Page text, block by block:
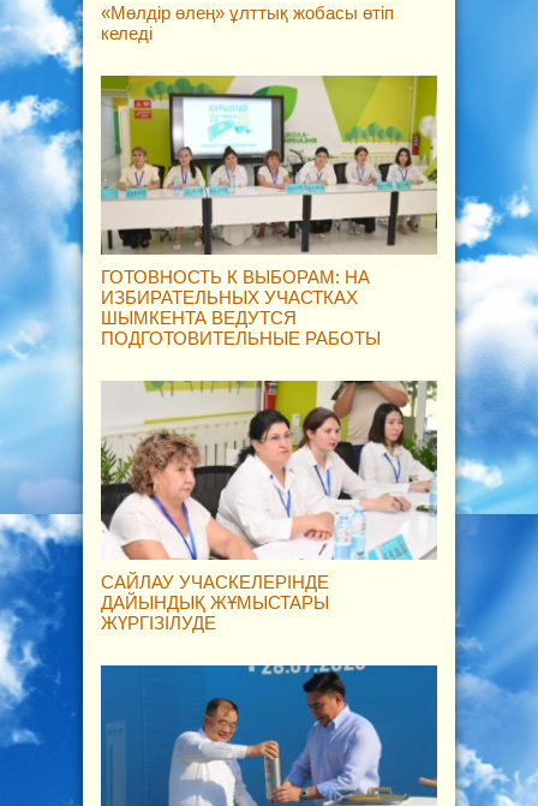
«Мөлдір өлең» ұлттық жобасы өтіп
келеді
ГОТОВНОСТЬ К ВЫБОРАМ: НА
ИЗБИРАТЕЛЬНЫХ УЧАСТКАХ
ШЫМКЕНТА ВЕДУТСЯ
ПОДГОТОВИТЕЛЬНЫЕ РАБОТЫ
САЙЛАУ УЧАСКЕЛЕРІНДЕ
ДАЙЫНДЫҚ ЖҰМЫСТАРЫ
ЖҮРГІЗІЛУДЕ